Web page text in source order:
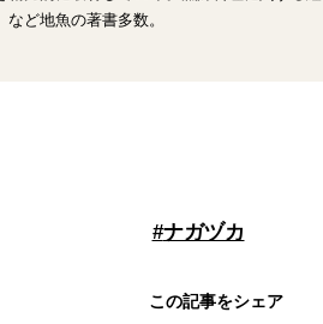
ど地魚の著書多数。
#ナガヅカ
この記事をシェア